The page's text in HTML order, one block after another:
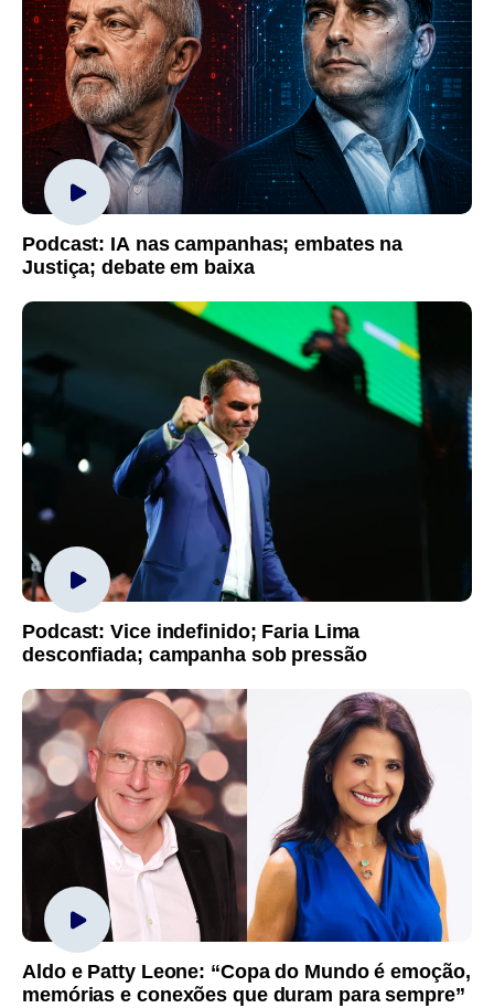
Podcast: IA nas campanhas; embates na
Justiça; debate em baixa
Podcast: Vice indefinido; Faria Lima
desconfiada; campanha sob pressão
Aldo e Patty Leone: “Copa do Mundo é emoção,
memórias e conexões que duram para sempre”